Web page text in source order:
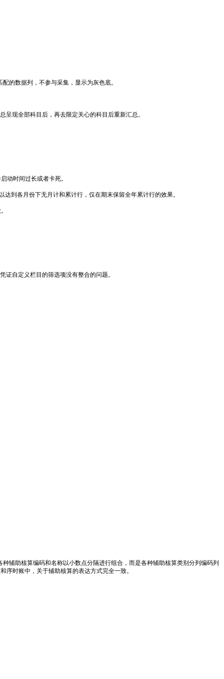
的数据列，不参与采集，显示为灰色底。
现全部科目后，再去限定关心的科目后重新汇总。
动时间过长或者卡死。
到各月份下无月计和累计行，仅在期末保留全年累计行的效果。
自定义栏目的筛选项没有整合的问题。
辅助核算编码和名称以小数点分隔进行组合，而是各种辅助核算类别分列编码列
时账中，关于辅助核算的表达方式完全一致。